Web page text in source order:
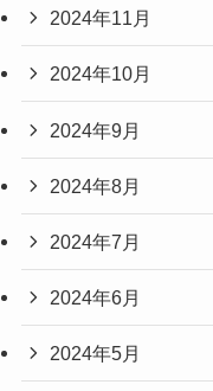
2024年11月
2024年10月
2024年9月
2024年8月
2024年7月
2024年6月
2024年5月